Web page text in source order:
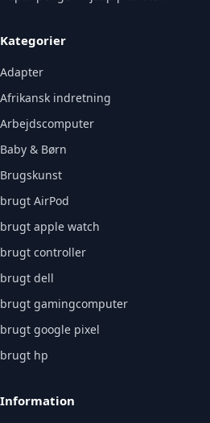
Kategorier
Adapter
Afrikansk indretning
Arbejdscomputer
Baby & Børn
Brugskunst
brugt AirPod
brugt apple watch
brugt controller
brugt dell
brugt gamingcomputer
brugt google pixel
brugt hp
Information